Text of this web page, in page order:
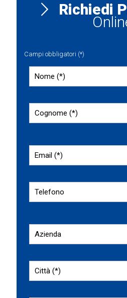
Richiedi
Campi obbligatori (*)